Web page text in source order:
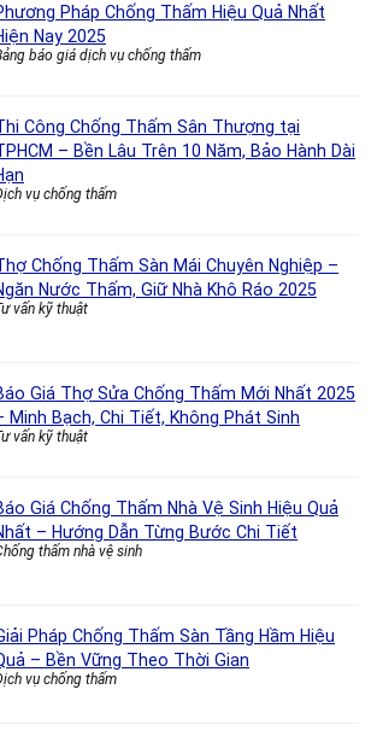
Pháp Chống Thấm Hiệu Quả Nhất
Nay 2025
báo giá dịch vụ chống thấm
Công Chống Thấm Sân Thượng tại
– Bền Lâu Trên 10 Năm, Bảo Hành Dài
vụ chống thấm
Chống Thấm Sàn Mái Chuyên Nghiệp –
Nước Thấm, Giữ Nhà Khô Ráo 2025
vấn kỹ thuật
Giá Thợ Sửa Chống Thấm Mới Nhất 2025
Minh Bạch, Chi Tiết, Không Phát Sinh
vấn kỹ thuật
Giá Chống Thấm Nhà Vệ Sinh Hiệu Quả
– Hướng Dẫn Từng Bước Chi Tiết
thấm nhà vệ sinh
Pháp Chống Thấm Sàn Tầng Hầm Hiệu
– Bền Vững Theo Thời Gian
vụ chống thấm